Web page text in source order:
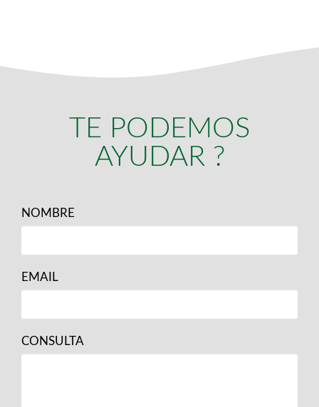
TE PODEMOS
AYUDAR ?
NOMBRE
EMAIL
CONSULTA